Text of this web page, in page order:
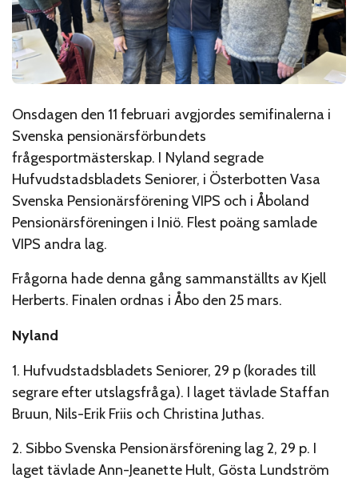
Onsdagen den 11 februari avgjordes semifinalerna i
Svenska pensionärsförbundets
frågesportmästerskap. I Nyland segrade
Hufvudstadsbladets Seniorer, i Österbotten Vasa
Svenska Pensionärsförening VIPS och i Åboland
Pensionärsföreningen i Iniö. Flest poäng samlade
VIPS andra lag.
Frågorna hade denna gång sammanställts av Kjell
Herberts. Finalen ordnas i Åbo den 25 mars.
Nyland
1. Hufvudstadsbladets Seniorer, 29 p (korades till
segrare efter utslagsfråga). I laget tävlade Staffan
Bruun, Nils-Erik Friis och Christina Juthas.
2. Sibbo Svenska Pensionärsförening lag 2, 29 p. I
laget tävlade Ann-Jeanette Hult, Gösta Lundström